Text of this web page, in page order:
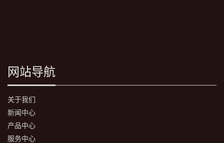
网站导航
关于我们
新闻中心
产品中心
服务中心